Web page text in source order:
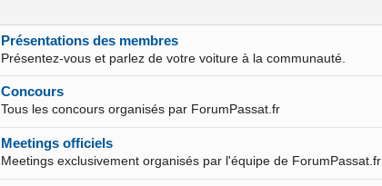
Présentations des membres
Présentez-vous et parlez de votre voiture à la communauté.
Concours
Tous les concours organisés par ForumPassat.fr
Meetings officiels
Meetings exclusivement organisés par l'équipe de ForumPassat.fr